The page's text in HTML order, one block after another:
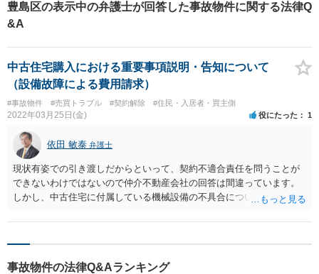
豊島区の表示中の弁護士が回答した事故物件に関する法律Q
&A
中古住宅購入における重要事項説明・告知について
（設備故障による費用請求）
#事故物件 #売買トラブル #契約解除 #住民・入居者・買主側
2022年03月25日(金) 役にたった 1
依田 敏泰 弁護士
現状有姿での引き渡しだからといって、契約不適合責任を問うことが
できないわけではないので仲介不動産会社の回答は間違っています。
しかし、中古住宅に付属している機械設備の不具合について売主が責
す。 つまり住宅なのですから、雨風がしのげて、普通に日常生活を送
ないのであれば、その修理代などを請求することはできないと思いま
事故物件の法律Q&Aランキング